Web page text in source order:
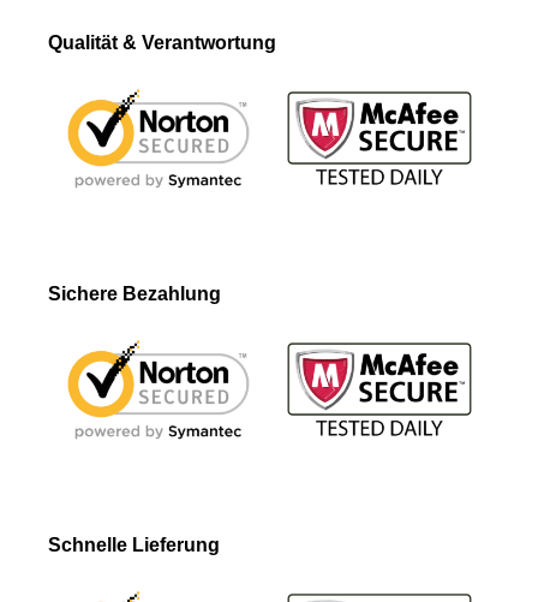
Qualität & Verantwortung
Sichere Bezahlung
Schnelle Lieferung